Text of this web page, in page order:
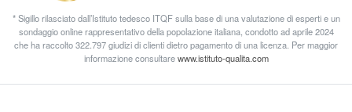
* Sigillo rilasciato dall’Istituto tedesco ITQF sulla base di una valutazione di esperti e un
sondaggio online rappresentativo della popolazione italiana, condotto ad aprile 2024
che ha raccolto 322.797 giudizi di clienti dietro pagamento di una licenza. Per maggior
informazione consultarewww.istituto-qualita.com